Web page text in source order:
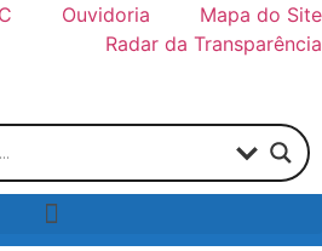
Ouvidoria
Mapa do Site
Radar da Transparência